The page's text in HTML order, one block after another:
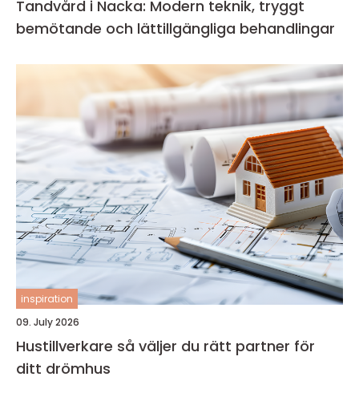
Tandvård i Nacka: Modern teknik, tryggt
bemötande och lättillgängliga behandlingar
inspiration
09. July 2026
Hustillverkare så väljer du rätt partner för
ditt drömhus